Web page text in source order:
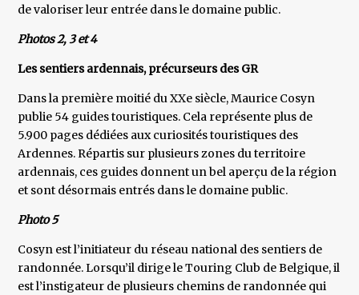
de valoriser leur entrée dans le domaine public.
Photos 2, 3 et 4
Les sentiers ardennais, précurseurs des GR
Dans la première moitié du XXe siècle, Maurice Cosyn
publie 54 guides touristiques. Cela représente plus de
5.900 pages dédiées aux curiosités touristiques des
Ardennes. Répartis sur plusieurs zones du territoire
ardennais, ces guides donnent un bel aperçu de la région
et sont désormais entrés dans le domaine public.
Photo 5
Cosyn est l’initiateur du réseau national des sentiers de
randonnée. Lorsqu’il dirige le Touring Club de Belgique, il
est l’instigateur de plusieurs chemins de randonnée qui